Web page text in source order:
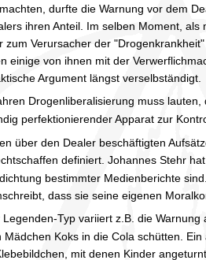
durfte die Warnung vor dem
ihren Anteil. Im selben Moment,
zum Verursacher der
einige von ihnen mit der
Argument längst verselbständigt.
Drogenliberalisierung muss
perfektionierender Apparat zur
über den Dealer beschäftigten
definiert. Johannes Stehr
bestimmter Medienberichte
dass sie seine eigenen
Typ variiert z.B. die
Mädchen Koks in die Cola schütten.
mit denen Kinder